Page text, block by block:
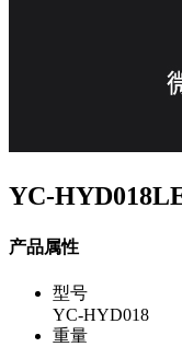
YC-
产品属性
型号
YC-HYD018
重量